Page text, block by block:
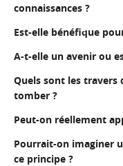
connaissances ?
Est-elle bénéfique
A-t-elle un avenir ou
Quels sont les travers
tomber ?
Peut-on réellement
Pourrait-on imaginer
ce principe ?